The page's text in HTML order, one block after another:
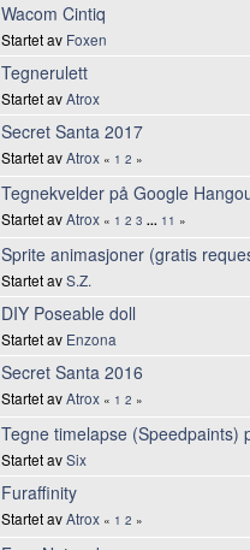
Wacom Cintiq
Startet av Foxen
Tegnerulett
Startet avAtrox
Secret Santa 2017
Startet avAtrox « 1 2 »
Tegnekvelder på Google
Startet avAtrox « 1 2 3 ... 11 »
Sprite animasjoner (gratis
Startet avS.Z.
DIY Poseable doll
Startet av Enzona
Secret Santa 2016
Startet avAtrox « 1 2 »
Tegne timelapse (Speedpaints)
Startet avSix
Furaffinity
Startet avAtrox « 1 2 »